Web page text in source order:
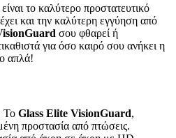
είναι το καλύτερο προστατευτικό
και την καλύτερη εγγύηση από
σου φθαρεί ή
για όσο καιρό σου ανήκει η
απλά!
Το Glass Elite VisionGuard,
προστασία από πτώσεις.